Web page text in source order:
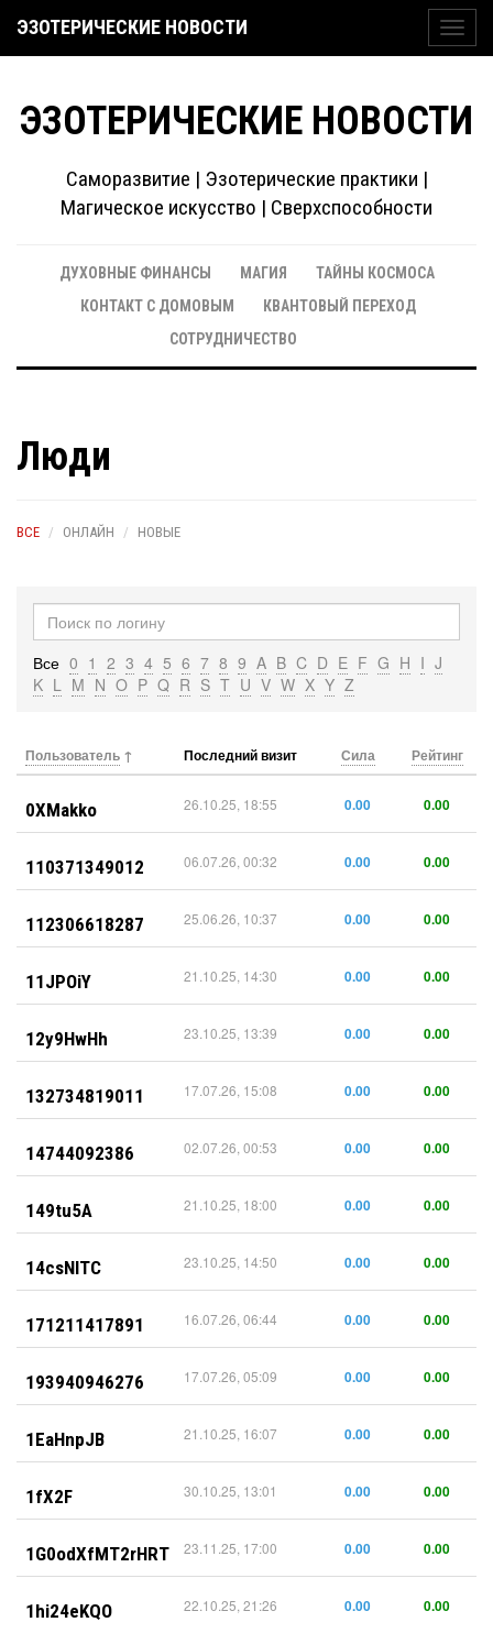
ЭЗОТЕРИЧЕСКИЕ НОВОСТИ
ЭЗОТЕРИЧЕСКИЕ НОВОСТИ
Саморазвитие | Эзотерические практики |
Магическое искусство | Сверхспособности
ДУХОВНЫЕ ФИНАНСЫ МАГИЯ
ТАЙНЫ КОСМОСА
КОНТАКТ С ДОМОВЫМ
КВАНТОВЫЙ ПЕРЕХОД
СОТРУДНИЧЕСТВО
Люди
ВСЕ ОНЛАЙН НОВЫЕ
Все 0 1 2 3 4 5 6 7 8 9 A B C D E F G H I J
K L M N O P Q R S T U V W X Y Z
Пользователь Последний визит Сила Рейтинг
0XMakko 26.10.25, 18:55 0.00 0.00
110371349012 06.07.26, 00:32 0.00 0.00
112306618287 25.06.26, 10:37 0.00 0.00
11JPOiY 21.10.25, 14:30 0.00 0.00
12y9HwHh 23.10.25, 13:39 0.00 0.00
132734819011 17.07.26, 15:08 0.00 0.00
14744092386 02.07.26, 00:53 0.00 0.00
149tu5A 21.10.25, 18:00 0.00 0.00
14csNlTC 23.10.25, 14:50 0.00 0.00
171211417891 16.07.26, 06:44 0.00 0.00
193940946276 17.07.26, 05:09 0.00 0.00
1EaHnpJB 21.10.25, 16:07 0.00 0.00
1fX2F 30.10.25, 13:01 0.00 0.00
1G0odXfMT2rHRT 23.11.25, 17:00 0.00 0.00
1hi24eKQO 22.10.25, 21:26 0.00 0.00